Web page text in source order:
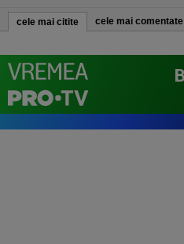
cele mai citite cele mai comentate